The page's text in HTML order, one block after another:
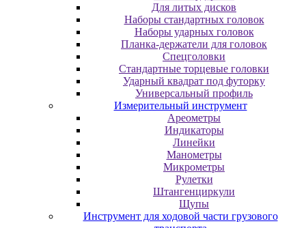
Для литых дисков
Наборы стандартных головок
Наборы ударных головок
Планка-держатели для головок
Спецголовки
Стандартные торцевые головки
Ударный квадрат под футорку
Универсальный профиль
Измерительный инструмент
Ареометры
Индикаторы
Линейки
Манометры
Микрометры
Рулетки
Штангенциркули
Щупы
Инструмент для ходовой части грузового